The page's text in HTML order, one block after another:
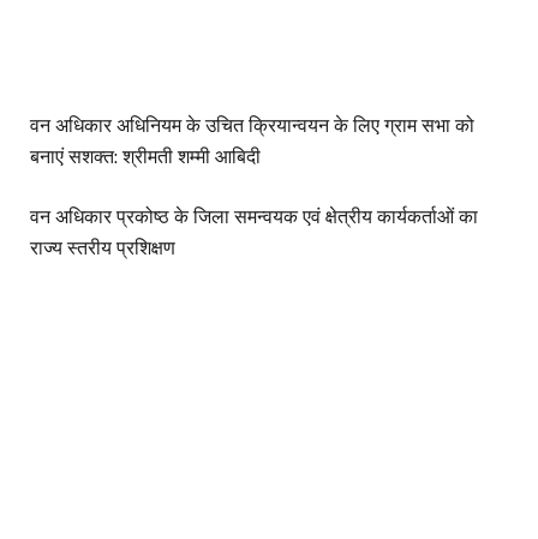
वन अधिकार अधिनियम के उचित क्रियान्वयन के लिए ग्राम सभा को
बनाएं सशक्त: श्रीमती शम्मी आबिदी
वन अधिकार प्रकोष्ठ के जिला समन्वयक एवं क्षेत्रीय कार्यकर्ताओं का
राज्य स्तरीय प्रशिक्षण